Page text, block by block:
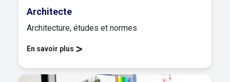
Architecte
Architecture, études et normes
En savoir plus >